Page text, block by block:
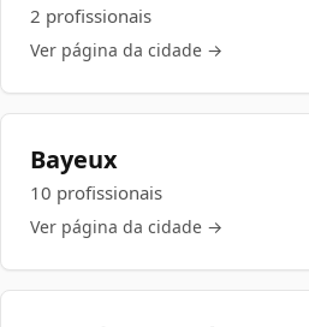
2 profissionais
Ver página da cidade →
Bayeux
10 profissionais
Ver página da cidade →